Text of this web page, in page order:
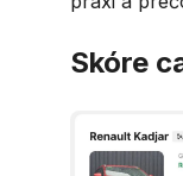
Skóre